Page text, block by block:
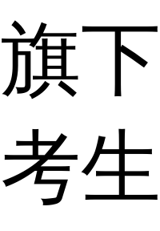
下